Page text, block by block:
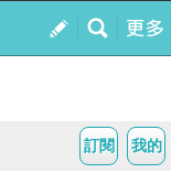
我的
訂閱